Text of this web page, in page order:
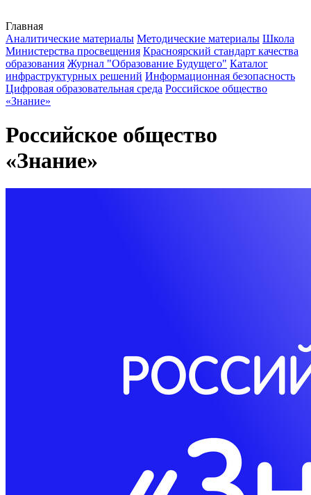
Главная
Аналитические материалы Методические материалы Школа
Министерства просвещения Красноярский стандарт качества
образования Журнал "Образование Будущего" Каталог
инфраструктурных решений Информационная безопасность
Цифровая образовательная среда Российское общество
«Знание»
Российское общество
«Знание»